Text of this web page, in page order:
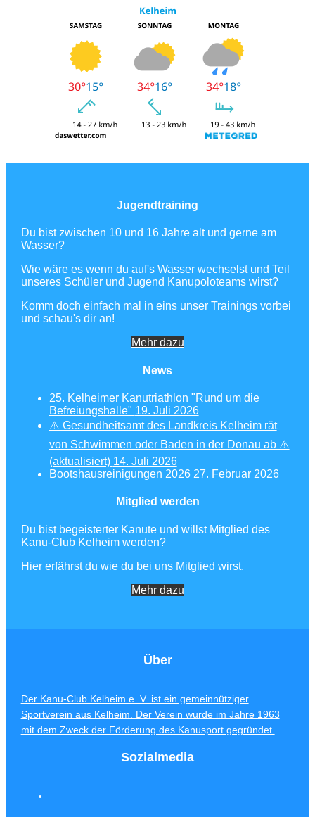
Jugendtraining
Du bist zwischen 10 und 16 Jahre alt und gerne am
Wasser?
Wie wäre es wenn du auf's Wasser wechselst und Teil
unseres Schüler und Jugend Kanupoloteams wirst?
Komm doch einfach mal in eins unser Trainings vorbei
und schau's dir an!
Mehr dazu
News
25. Kelheimer Kanutriathlon "Rund um die
Befreiungshalle" 19. Juli 2026
⚠️ Gesundheitsamt des Landkreis Kelheim rät
von Schwimmen oder Baden in der Donau ab ⚠️
(aktualisiert) 14. Juli 2026
Bootshausreinigungen 2026 27. Februar 2026
Mitglied werden
Du bist begeisterter Kanute und willst Mitglied des
Kanu-Club Kelheim werden?
Hier erfährst du wie du bei uns Mitglied wirst.
Mehr dazu
Über
Der Kanu-Club Kelheim e. V. ist ein gemeinnütziger
Sportverein aus Kelheim. Der Verein wurde im Jahre 1963
mit dem Zweck der Förderung des Kanusport gegründet.
Sozialmedia